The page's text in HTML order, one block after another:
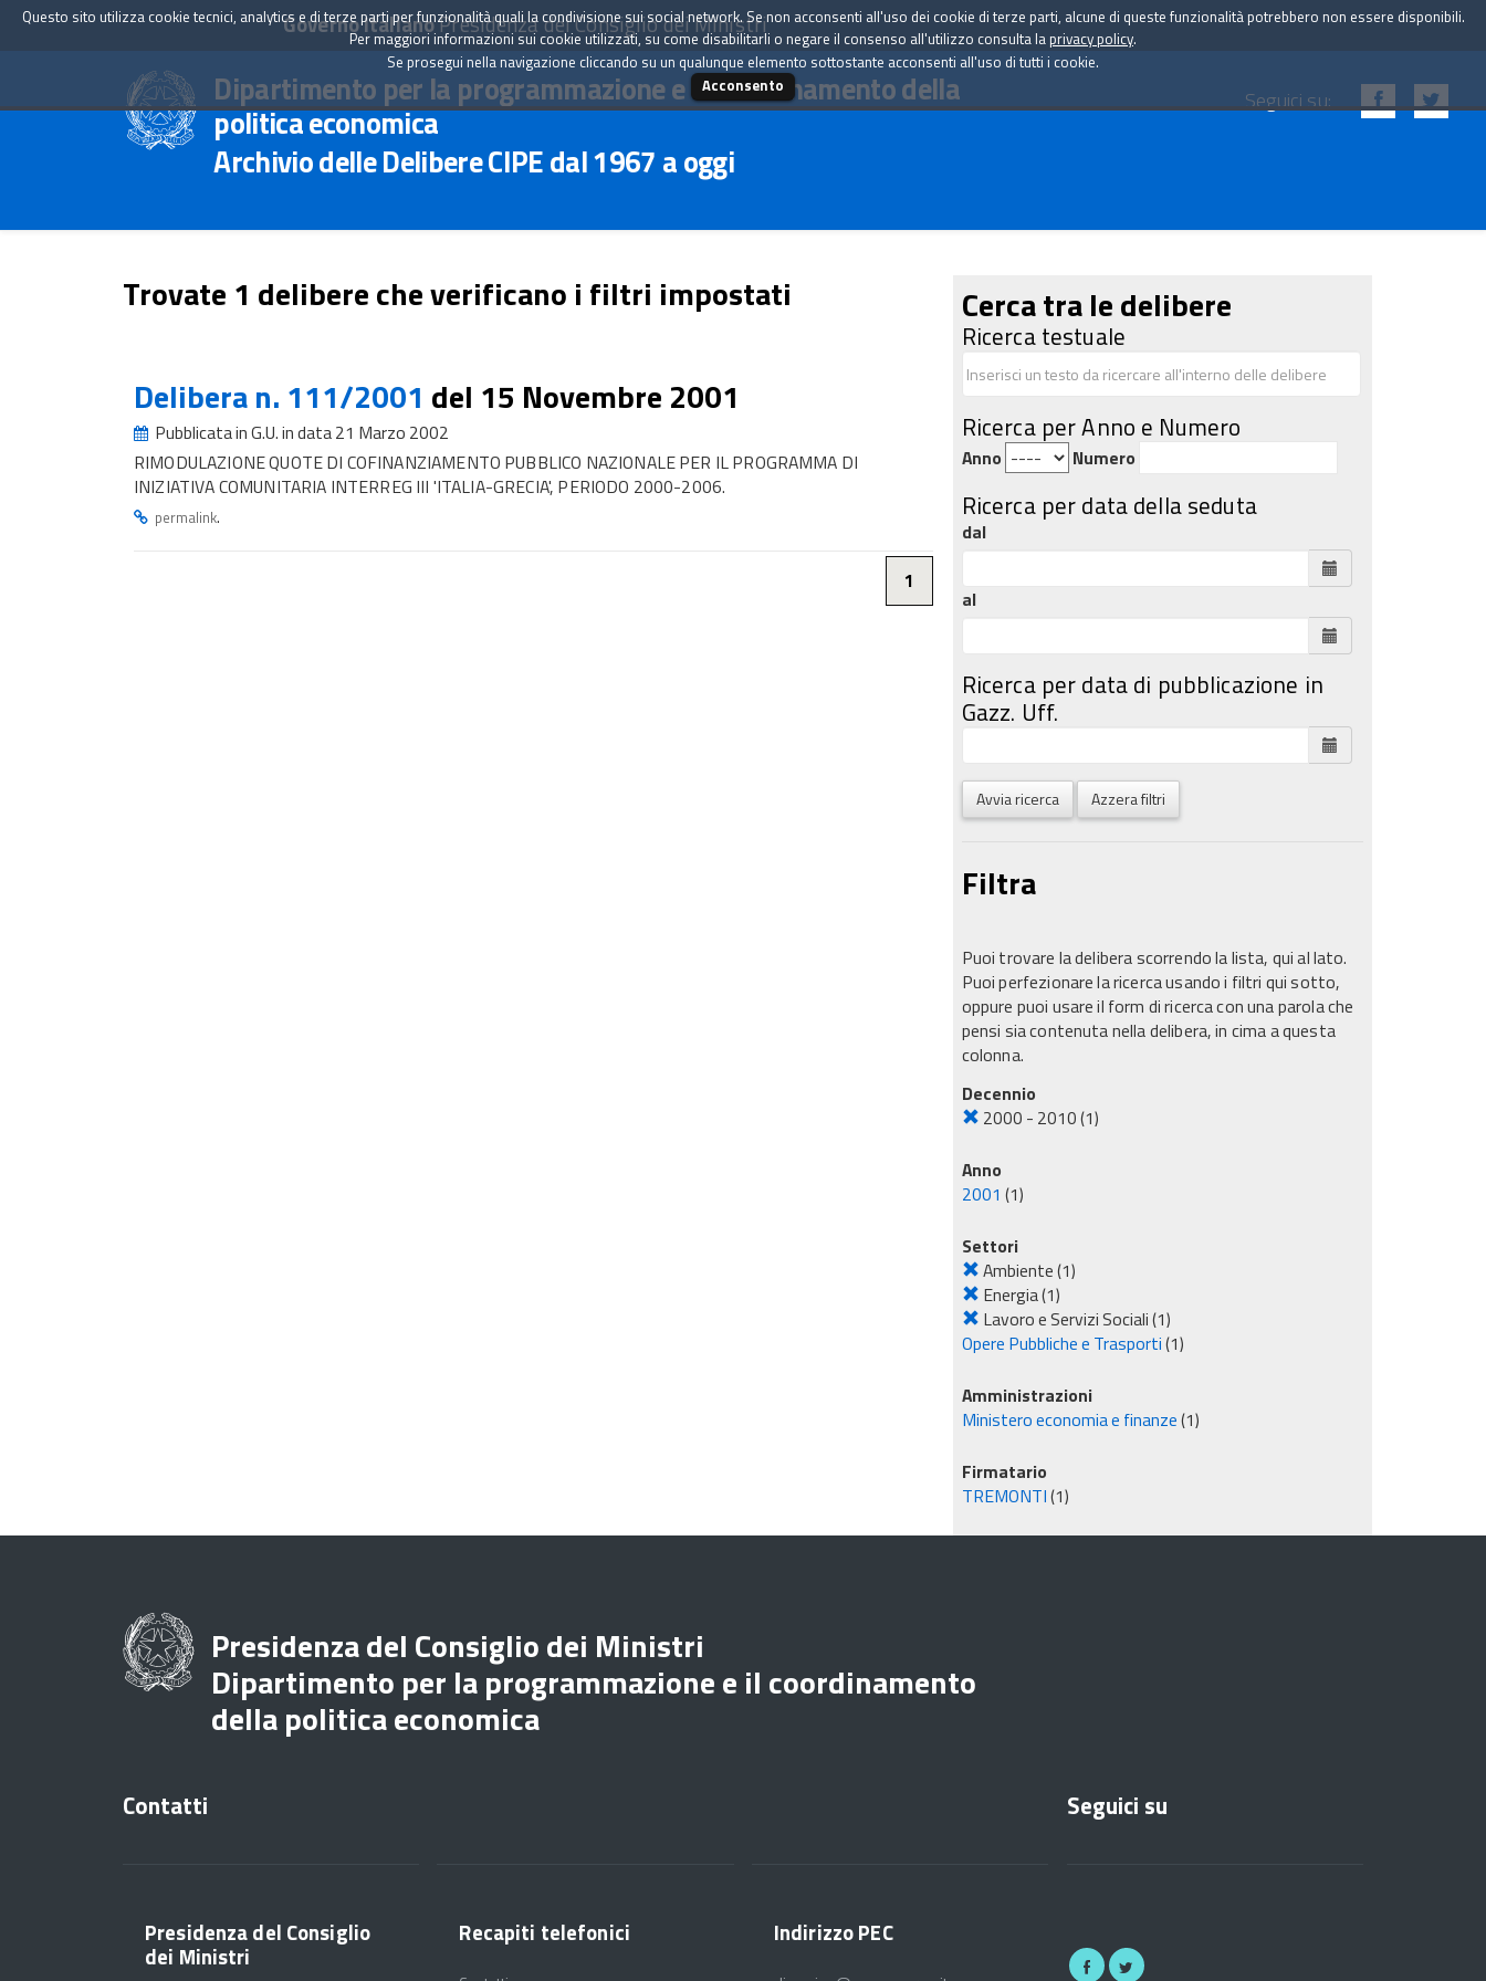
Governo ItalianoPresidenza del Consiglio dei Ministri
Dipartimento per la programmazione e il coordinamento della
politica economica
Archivio delle Delibere CIPE dal 1967 a oggi
Seguici su:
Trovate 1 delibere che verificano i filtri impostati
Delibera n. 111/2001 del 15 Novembre 2001
Pubblicata in G.U. in data 21 Marzo 2002
RIMODULAZIONE QUOTE DI COFINANZIAMENTO PUBBLICO NAZIONALE PER IL PROGRAMMA DI
INIZIATIVA COMUNITARIA INTERREG III 'ITALIA-GRECIA', PERIODO 2000-2006.
permalink.
1
Cerca tra le delibere
Ricerca testuale
Ricerca per Anno e Numero
Anno Numero
Ricerca per data della seduta
dal
al
Ricerca per data di pubblicazione in
Gazz. Uff.
Avvia ricerca Azzera filtri
Filtra
Puoi trovare la delibera scorrendo la lista, qui al lato.
Puoi perfezionare la ricerca usando i filtri qui sotto,
oppure puoi usare il form di ricerca con una parola che
pensi sia contenuta nella delibera, in cima a questa
colonna.
Decennio
2000 - 2010(1)
Anno
2001 (1)
Settori
Ambiente(1)
Energia(1)
Lavoro e Servizi Sociali(1)
Opere Pubbliche e Trasporti(1)
Amministrazioni
Ministero economia e finanze(1)
Firmatario
TREMONTI(1)
Questo sito utilizza cookie tecnici, analytics e di terze parti per funzionalità quali la condivisione sui social network. Se non acconsenti all'uso dei cookie di terze parti, alcune di queste funzionalità potrebbero non essere disponibili.
Per maggiori informazioni sui cookie utilizzati, su come disabilitarli o negare il consenso all'utilizzo consulta la privacy policy.
Se prosegui nella navigazione cliccando su un qualunque elemento sottostante acconsenti all'uso di tutti i cookie.
Acconsento
Presidenza del Consiglio dei Ministri
Dipartimento per la programmazione e il coordinamento
della politica economica
Contatti
Presidenza del Consiglio
dei Ministri
Recapiti telefonici Indirizzo PEC
Seguici su